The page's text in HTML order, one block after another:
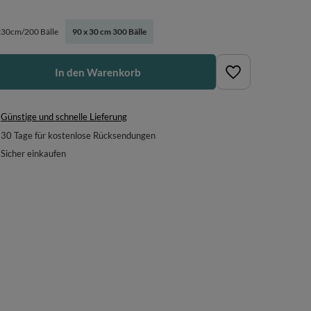
200 Bälle 90 x 30 cm 300 Bälle
In den Warenkorb
Günstige und schnelle Lieferung
30 Tage für kostenlose Rücksendungen
Sicher einkaufen